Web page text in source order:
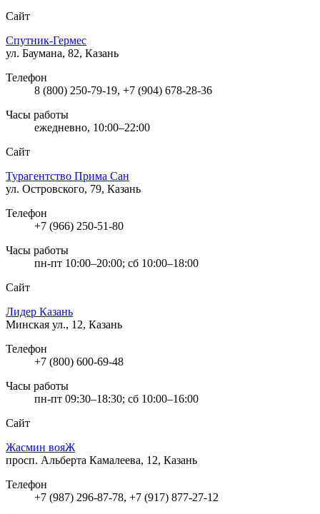
Сайт
Спутник-Гермес
ул. Баумана, 82, Казань
Телефон
8 (800) 250-79-19, +7 (904) 678-28-36
Часы работы
ежедневно, 10:00–22:00
Сайт
Турагентство Прима Сан
ул. Островского, 79, Казань
Телефон
+7 (966) 250-51-80
Часы работы
пн-пт 10:00–20:00; сб 10:00–18:00
Сайт
Лидер Казань
Минская ул., 12, Казань
Телефон
+7 (800) 600-69-48
Часы работы
пн-пт 09:30–18:30; сб 10:00–16:00
Сайт
Жасмин вояЖ
просп. Альберта Камалеева, 12, Казань
Телефон
+7 (987) 296-87-78, +7 (917) 877-27-12